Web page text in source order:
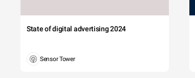
State of digital advertising 2024
Sensor Tower